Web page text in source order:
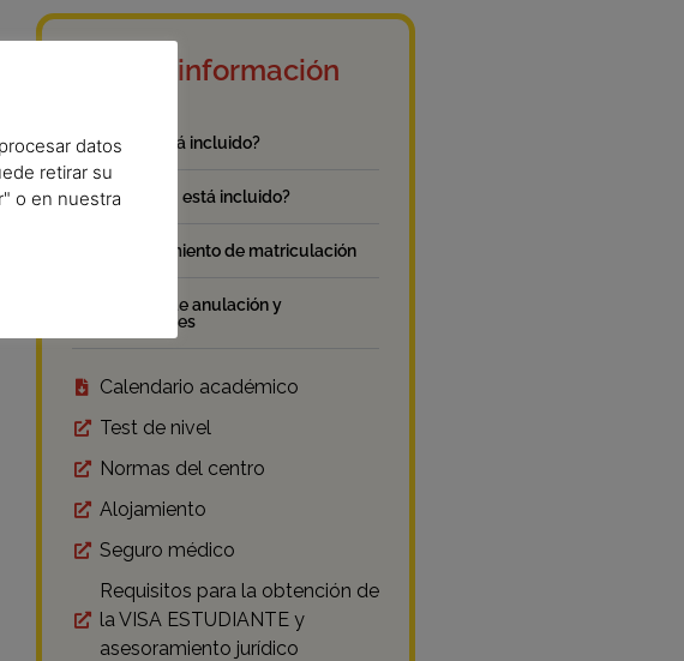
Más información
¿Qué está incluido?
¿Qué NO está incluido?
Procedimiento de matriculación
Política de anulación y
devoluciones
Calendario académico
Test de nivel
Normas del centro
Alojamiento
Seguro médico
Requisitos para la obtención de
la VISA ESTUDIANTE y
asesoramiento jurídico
datos
retirar su
o en nuestra